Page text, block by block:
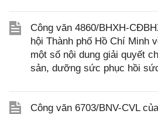
Công văn 4860/BHXH-
hội Thành phố Hồ Chí Minh
một số nội dung giải quyết
sản, dưỡng sức phục hồi
Công văn 6703/BNV-CVL